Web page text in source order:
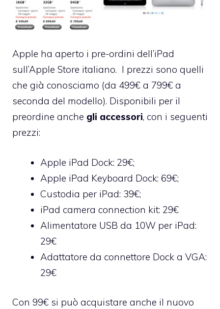
Apple ha aperto i pre-ordini dell’iPad
sull’Apple Store italiano. I prezzi sono quelli
che già conosciamo (da 499€ a 799€ a
seconda del modello). Disponibili per il
preordine anche gli accessori, con i seguenti
prezzi:
Apple iPad Dock: 29€;
Apple iPad Keyboard Dock: 69€;
Custodia per iPad: 39€;
iPad camera connection kit: 29€
Alimentatore USB da 10W per iPad:
29€
Adattatore da connettore Dock a VGA:
29€
Con 99€ si può acquistare anche il nuovo